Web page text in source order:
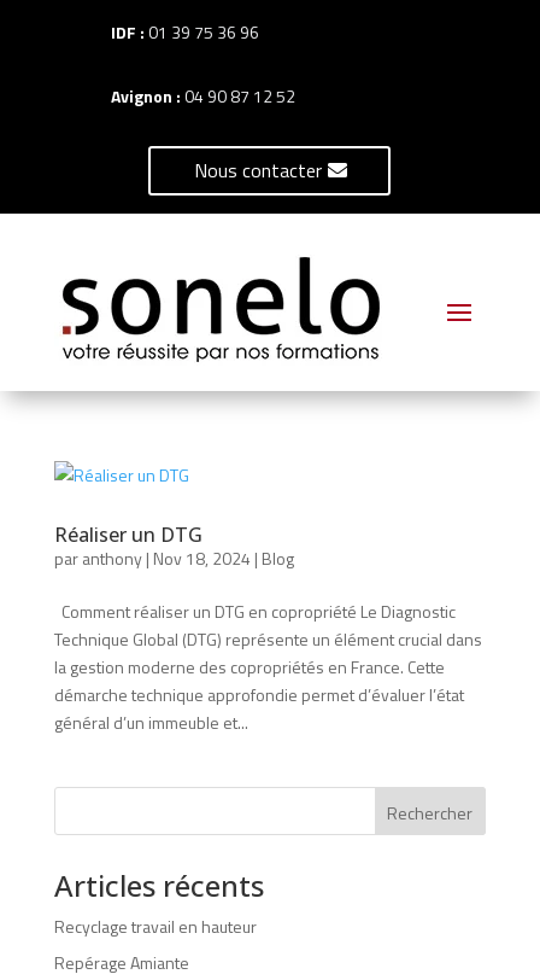
IDF :01 39 75 36 96
Avignon :04 90 87 12 52
Nous contacter
Réaliser un DTG
paranthony| Nov 18, 2024 | Blog
Comment réaliser un DTG en copropriété Le Diagnostic
Technique Global (DTG) représente un élément crucial dans
la gestion moderne des copropriétés en France. Cette
démarche technique approfondie permet d’évaluer l’état
général d’un immeuble et...
Rechercher
Articles récents
Recyclage travail en hauteur
Repérage Amiante